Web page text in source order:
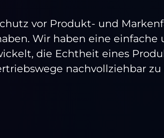
vor Produkt- und
Wir haben eine einfache
die Echtheit eines
nachvollziehbar zu